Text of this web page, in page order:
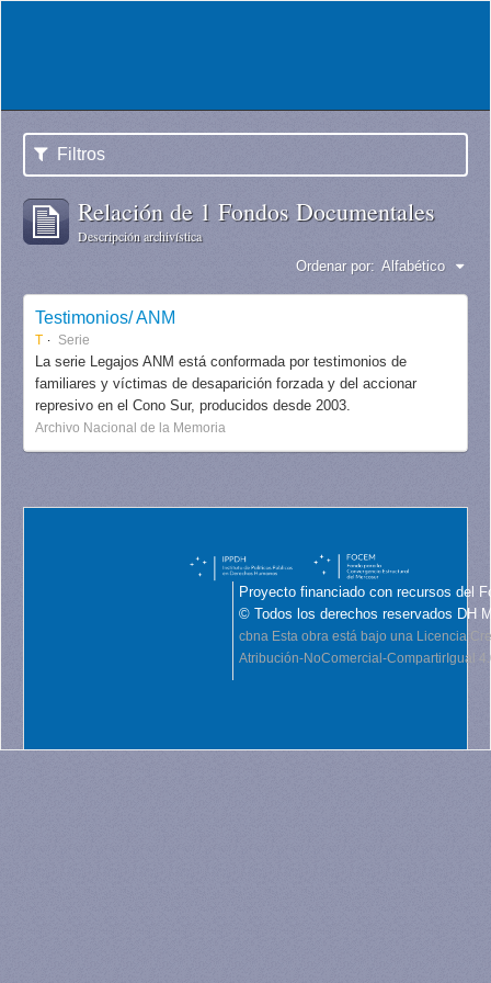
Filtros
Relación de 1 Fondos Documentales
Descripción archivística
Ordenar por: Alfabético
Testimonios/ ANM
T Serie
La serie Legajos ANM está conformada por testimonios de
familiares y víctimas de desaparición forzada y del accionar
represivo en el Cono Sur, producidos desde 2003.
Archivo Nacional de la Memoria
Proyecto financiado con recursos del
© Todos los derechos reservados DH
cbna Esta obra está bajo una Licencia
Atribución-NoComercial-CompartirIgual